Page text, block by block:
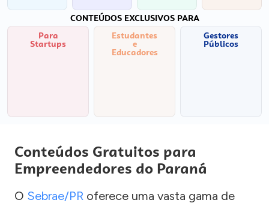
CONTEÚDOS EXCLUSIVOS PARA
Para
Startups
Estudantes
e
Educadores
Gestores
Públicos
Conteúdos Gratuitos para
Empreendedores do Paraná
O Sebrae/PR oferece uma vasta gama de